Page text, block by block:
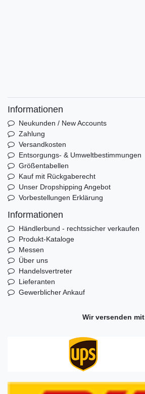
Informationen
Neukunden / New Accounts
Zahlung
Versandkosten
Entsorgungs- & Umweltbestimmungen
Größentabellen
Kauf mit Rückgaberecht
Unser Dropshipping Angebot
Vorbestellungen Erklärung
Informationen
Händlerbund - rechtssicher verkaufen
Produkt-Kataloge
Messen
Über uns
Handelsvertreter
Lieferanten
Gewerblicher Ankauf
Wir versenden mit